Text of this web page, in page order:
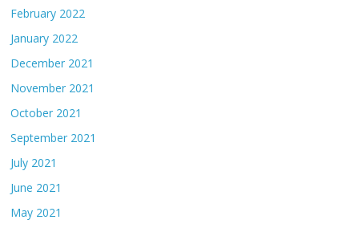
February 2022
January 2022
December 2021
November 2021
October 2021
September 2021
July 2021
June 2021
May 2021